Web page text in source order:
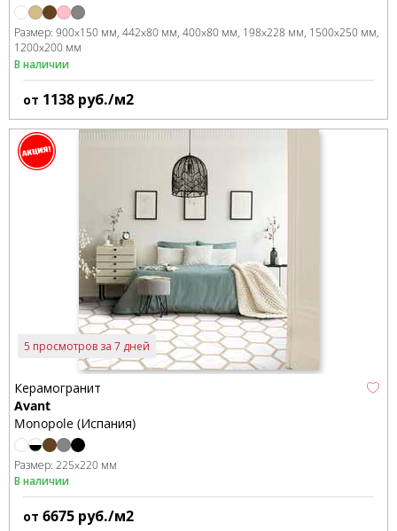
Размер: 900x150 мм 442x80 мм 400x80 мм 198x228 мм 1500x250 мм
1200x200 мм
В наличии
от 1138 руб./м2
5 просмотров за 7 дней
Керамогранит
Avant
Monopole (Испания)
Размер: 225x220 мм
В наличии
от 6675 руб./м2